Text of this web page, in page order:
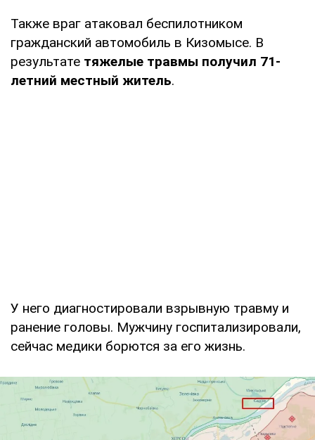
Также враг атаковал беспилотником
гражданский автомобиль в Кизомысе. В
результате тяжелые травмы получил 71-
летний местный житель.
У него диагностировали взрывную травму и
ранение головы. Мужчину госпитализировали,
сейчас медики борются за его жизнь.